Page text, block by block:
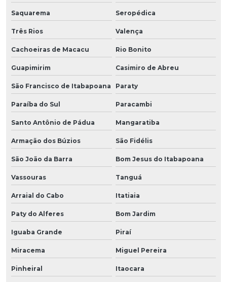
Saquarema Seropédica
Três Rios Valença
Cachoeiras de Macacu Rio Bonito
Guapimirim Casimiro de Abreu
São Francisco de Itabapoana Paraty
Paraíba do Sul Paracambi
Santo Antônio de Pádua Mangaratiba
Armação dos Búzios São Fidélis
São João da Barra Bom Jesus do Itabapoana
Vassouras Tanguá
Arraial do Cabo Itatiaia
Paty do Alferes Bom Jardim
Iguaba Grande Piraí
Miracema Miguel Pereira
Pinheiral Itaocara